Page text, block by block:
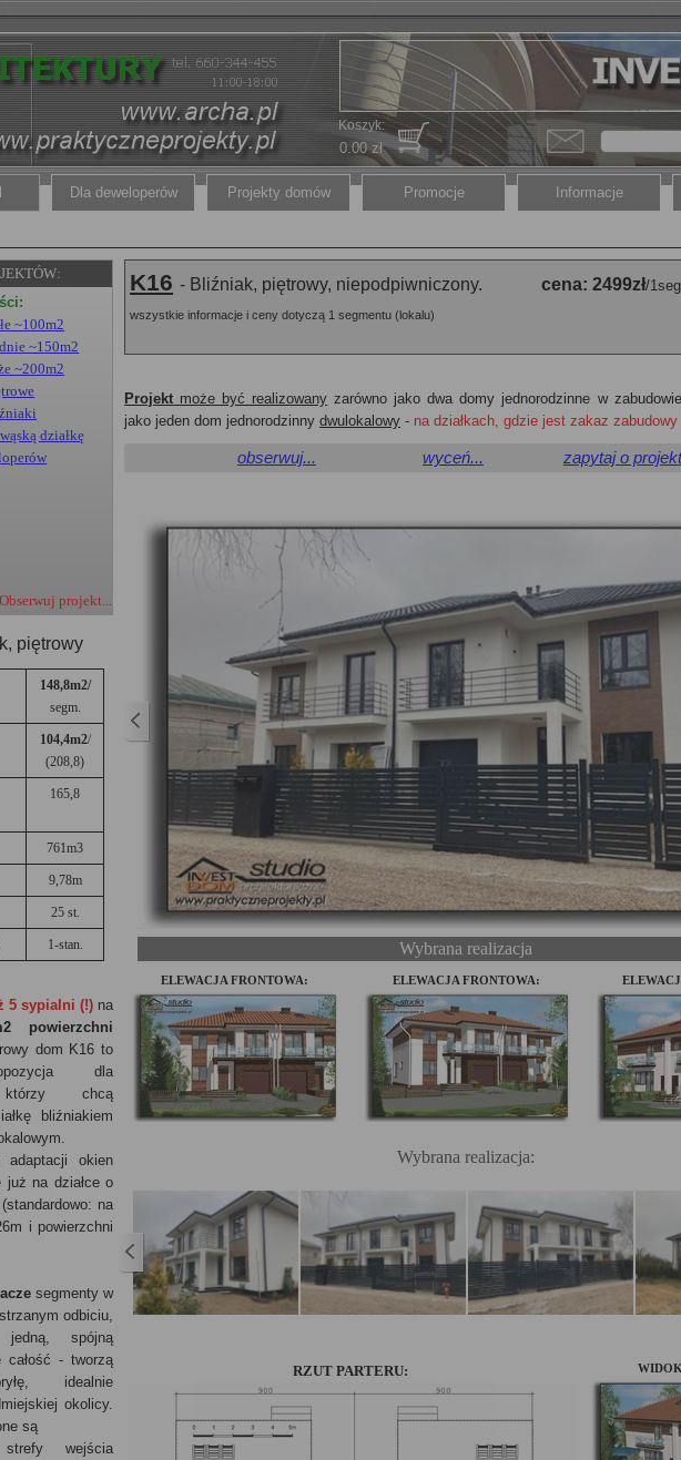
Dla deweloperów Projekty domów Promocje Informacje
0.00 zł
Koszyk:
~100m2
~150m2
~200m2
działkę
Obserwuj projekt...
piętrowy
148,8m2/
segm.
104,4m2/
(208,8)
165,8
761m3
9,78m
25 st.
1-stan.
K16 - Bliźniak, piętrowy, niepodpiwniczony. _cena: 2499zł/
wszystkie informacje i ceny dotyczą 1 segmentu (lokalu)
Projekt może być realizowany zarówno jako dwa domy jednorodzinne w
jako jeden dom jednorodzinnydwulokalowy - na działkach, gdzie jest zakaz
obserwuj... wyceń... zapytaj o
Wybrana realizacja
5 sypialni (!) na
powierzchni
dom K16 to
dla
którzy chcą
bliźniakiem
adaptacji okien
na działce o
na
i powierzchni
segmenty w
odbiciu,
jedną, spójną
całość - tworzą
idealnie
okolicy.
są
wejścia
ELEWACJA FRONTOWA: ELEWACJA FRONTOWA:
Wybrana realizacja:
RZUT PARTERU: